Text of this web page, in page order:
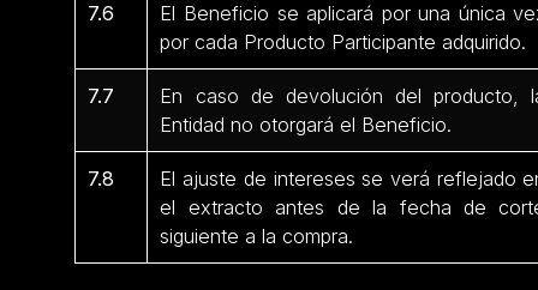
7.6
El Beneficio se aplicará por una única
por cada Producto Participante adquirido.
7.7
En caso de devolución del producto,
Entidad no otorgará el Beneficio.
7.8
El ajuste de intereses se verá reflejado
el extracto antes de la fecha de
siguiente a la compra.